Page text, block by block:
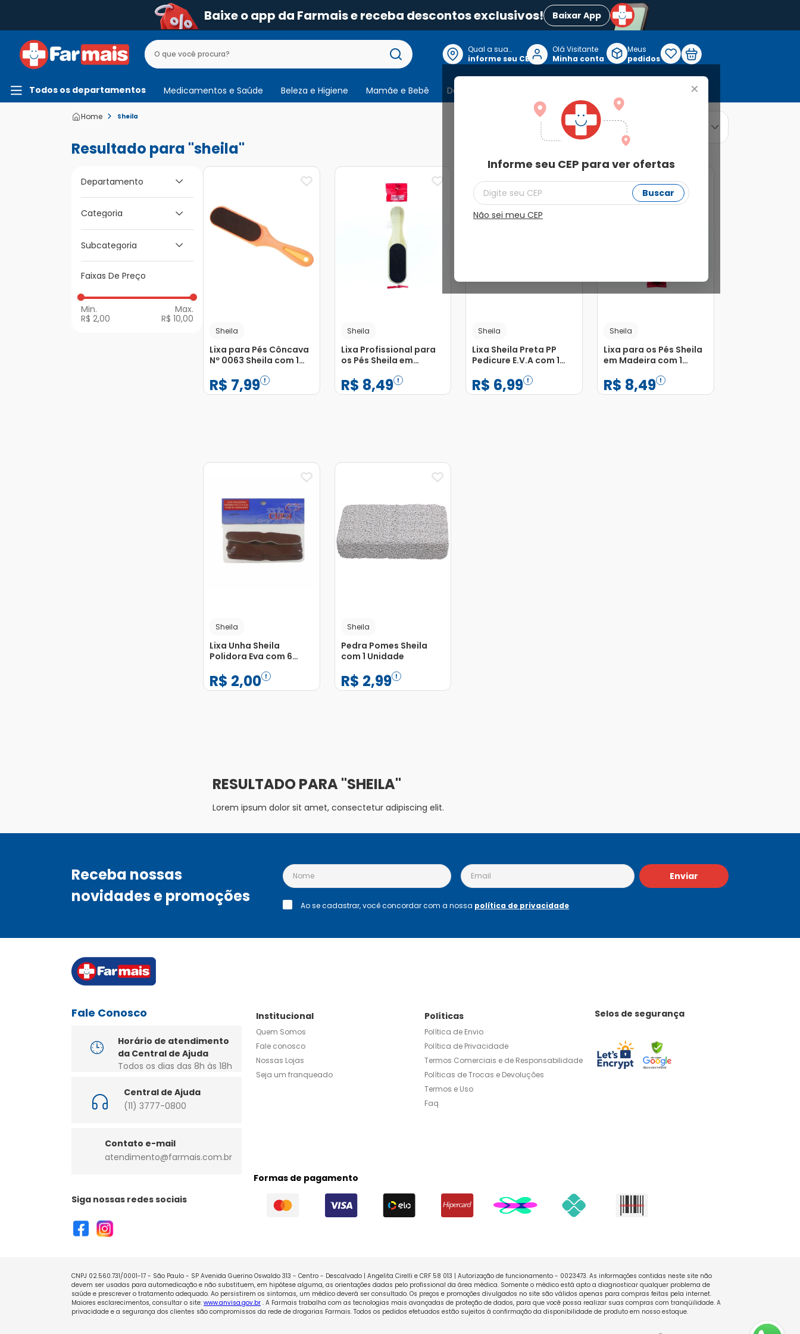
Baixe o app da Farmais e receba descontos exclusivos! Baixar App
Qual a sua
localização?
informe seu CEP
+
Informe seu CEP para ver ofertas
Buscar
Não sei meu CEP
Olá Visitante
Minha conta
Meus
pedidos
Todos os departamentos Medicamentos e Saúde Beleza e Higiene Mamãe e Bebê Dermocosmeticos
Sheila
sheila
Departamento
Beleza e Higiene
Categoria
Cuidado dos Pés e
Mãos
Subcategoria
Alicates, Lixas e
Acessórios
Faixas De Preço
R$ 2,00 R$ 10,00
ordenar por
Sheila
Lixa para Pés Côncava
Nº 0063 Sheila com 1
R$ 7,99
Sheila
Lixa Profissional para
os Pés Sheila em
R$ 8,49
Sheila
Lixa Sheila Preta PP
Pedicure E.V.A com 1
R$ 6,99
Sheila
Lixa para os Pés Sheila
em Madeira com 1
R$ 8,49
Sheila
Lixa Unha Sheila
Polidora Eva com 6
R$ 2,00
Sheila
Pedra Pomes Sheila
com 1 Unidade
R$ 2,99
SHEILA
Lorem ipsum dolor sit amet, consectetur adipiscing elit.
Receba nossas
novidades e promoções
Enviar
Ao se cadastrar, você concordar com a nossa política de privacidade
Fale Conosco
Horário de atendimento
da Central de Ajuda
Todos os dias das 8h às 18h
Central de Ajuda
(11) 3777-0800
Contato e-mail
atendimento@farmais.com.br
Siga nossas redes sociais
Institucional
Quem Somos
Fale conosco
Nossas Lojas
Seja um franqueado
Políticas
Política de Envio
Política de Privacidade
Termos Comerciais e de Responsabilidade
Políticas de Trocas e Devoluções
Termos e Uso
Faq
Selos de segurança
Formas de pagamento
CNPJ 02.560.731/0001-17 - São Paulo - SP Avenida Guerino Oswaldo 313 - Centro - Descalvado | Angelita Cirelli e CRF 58 013 | Autorização de funcionamento - 0023473. As informações contidas neste site não
devem ser usadas para automedicação e não substituem, em hipótese alguma, as orientações dadas pelo profissional da área médica. Somente o médico está apto a diagnosticar qualquer problema de
saúde e prescrever o tratamento adequado. Ao persistirem os sintomas, um médico deverá ser consultado. Os preços e promoções divulgados no site são válidos apenas para compras feitas pela internet.
Maiores esclarecimentos, consultar o site: www.anvisa.gov.br . A Farmais trabalha com as tecnologias mais avançadas de proteção de dados, para que você possa realizar suas compras com tranqüilidade. A
privacidade e a segurança dos clientes são compromissos da rede de drogarias Farmais. Todos os pedidos efetuados estão sujeitos à confirmação da disponibilidade de produto em nosso estoque.